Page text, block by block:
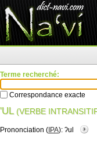
Terme recherché:
Correspondance exacte
'UL (VERBE
Prononciation ( IPA): ʔul